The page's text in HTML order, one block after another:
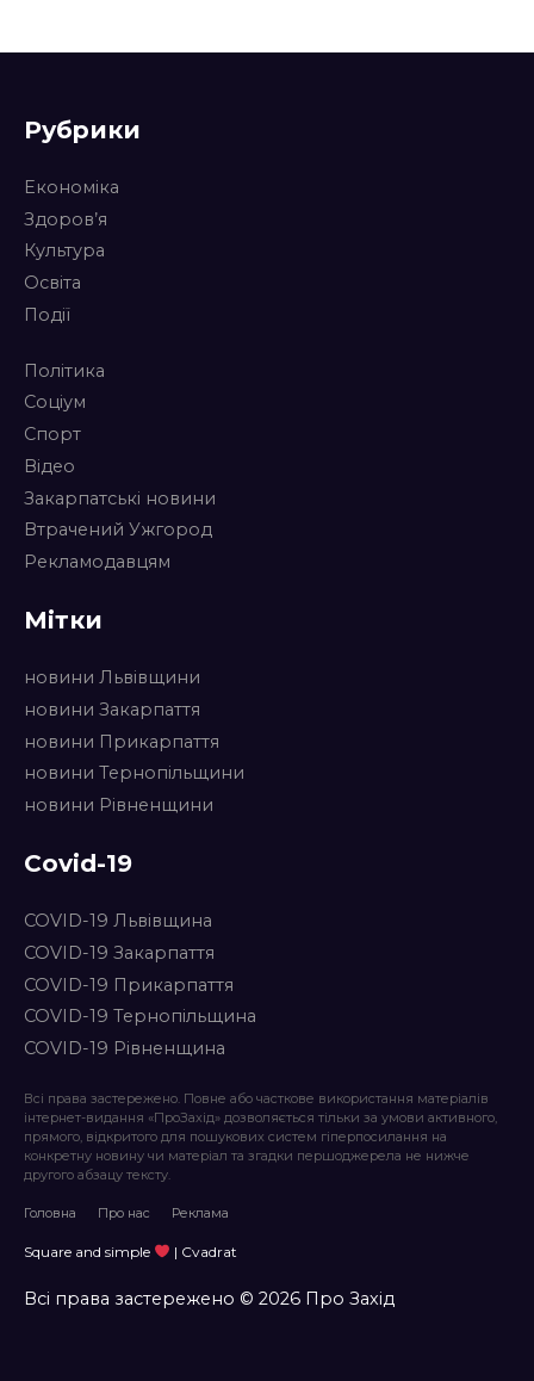
Рубрики
Економіка
Здоров’я
Культура
Освіта
Події
Політика
Соціум
Спорт
Відео
Закарпатські новини
Втрачений Ужгород
Рекламодавцям
Мітки
новини Львівщини
новини Закарпаття
новини Прикарпаття
новини Тернопільщини
новини Рівненщини
Covid-19
COVID-19 Львівщина
COVID-19 Закарпаття
COVID-19 Прикарпаття
COVID-19 Тернопільщина
COVID-19 Рівненщина
Всі права застережено. Повне або часткове використання матеріалів
інтернет-видання «ПроЗахід» дозволяється тільки за умови активного,
прямого, відкритого для пошукових систем гіперпосилання на
конкретну новину чи матеріал та згадки першоджерела не нижче
другого абзацу тексту.
Головна Про нас Реклама
Square and simple | Cvadrat
Всі права застережено © 2026 Про Захід